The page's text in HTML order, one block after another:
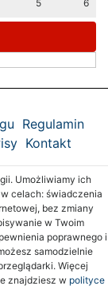
5 6
Regulamin
Kontakt
Umożliwiamy ich
celach: świadczenia
bez zmiany
w Twoim
poprawnego i
samodzielnie
Więcej
znajdziesz w polityce